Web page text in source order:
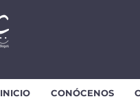
INICIO CONÓCENOS